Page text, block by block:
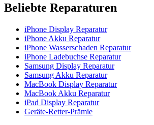
Beliebte Reparaturen
iPhone Display Reparatur
iPhone Akku Reparatur
iPhone Wasserschaden Reparatur
iPhone Ladebuchse Reparatur
Samsung Display Reparatur
Samsung Akku Reparatur
MacBook Display Reparatur
MacBook Akku Reparatur
iPad Display Reparatur
Geräte-Retter-Prämie